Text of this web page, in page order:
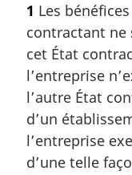
1 Les
contractant ne
cet État
l’entreprise
l’autre État
d’un
l’entreprise
d’une telle